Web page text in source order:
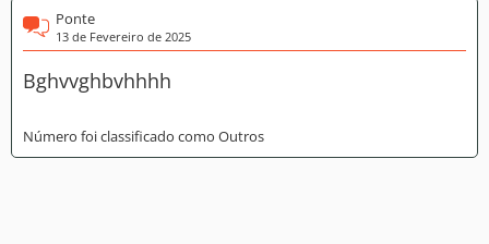
Ponte
13 de Fevereiro de 2025
Bghvvghbvhhhh
Número foi classificado como Outros